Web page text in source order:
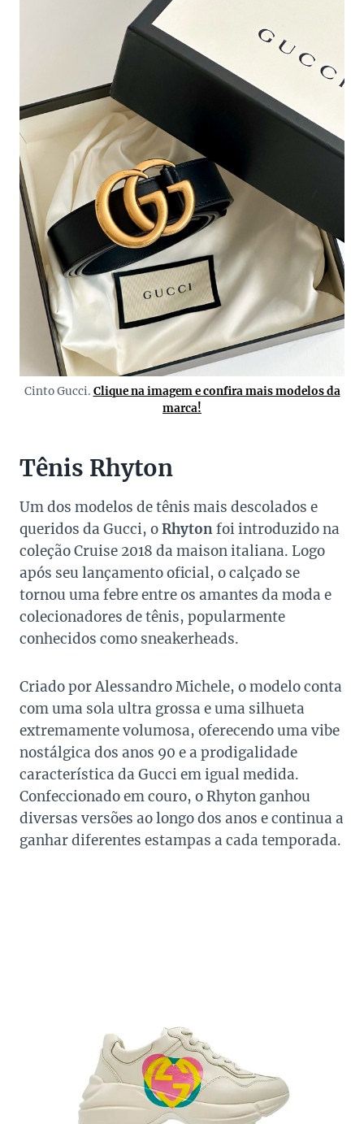
Cinto Gucci. Clique na imagem e confira mais modelos da
marca!
Tênis Rhyton
Um dos modelos de tênis mais descolados e
queridos da Gucci, oRhytonfoi introduzido na
coleção Cruise 2018 da maison italiana. Logo
após seu lançamento oficial, o calçado se
tornou uma febre entre os amantes da moda e
colecionadores de tênis, popularmente
conhecidos como sneakerheads.
Criado por Alessandro Michele, o modelo conta
com uma sola ultra grossa e uma silhueta
extremamente volumosa, oferecendo uma vibe
nostálgica dos anos 90 e a prodigalidade
característica da Gucci em igual medida.
Confeccionado em couro, o Rhyton ganhou
diversas versões ao longo dos anos e continua a
ganhar diferentes estampas a cada temporada.